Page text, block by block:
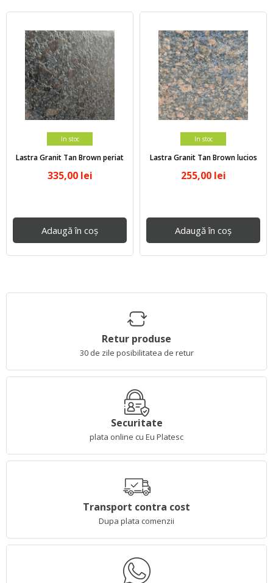
In stoc
Lastra Granit Tan Brown periat
335,00 lei
Adaugă în coș
In stoc
Lastra Granit Tan Brown lucios
255,00 lei
Adaugă în coș
Retur produse
30 de zile posibilitatea de retur
Securitate
plata online cu Eu Platesc
Transport contra cost
Dupa plata comenzii